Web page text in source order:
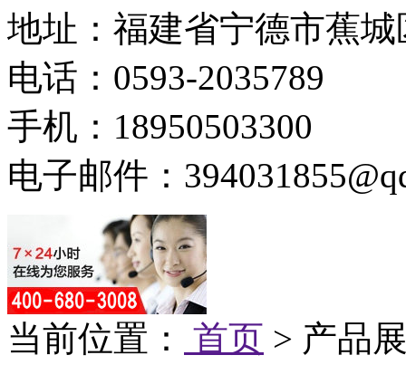
地址：福建省宁德市蕉城
电话：0593-2035789
手机：18950503300
电子邮件：
当前位置： 首页 > 产品